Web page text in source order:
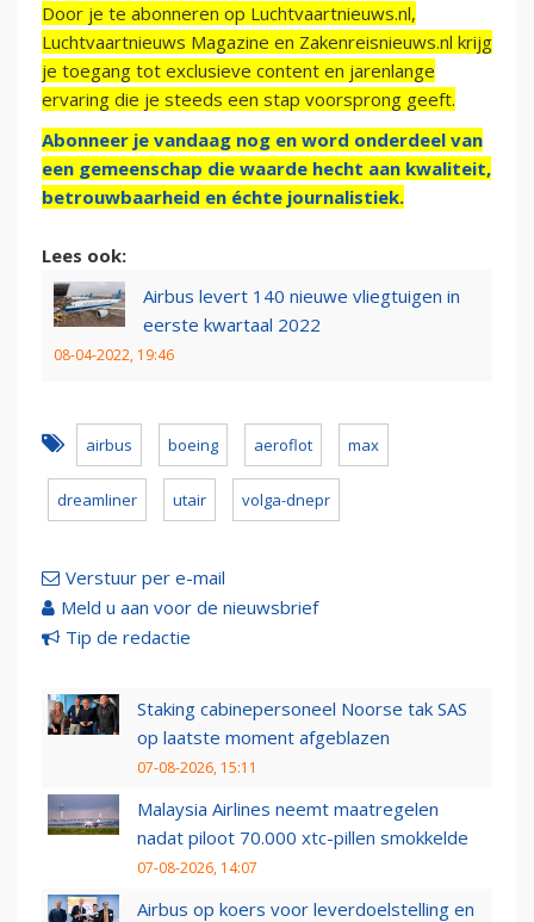
Door je te abonneren op Luchtvaartnieuws.nl,
Luchtvaartnieuws Magazine en Zakenreisnieuws.nl krijg
je toegang tot exclusieve content en jarenlange
ervaring die je steeds een stap voorsprong geeft.
Abonneer je vandaag nog en word onderdeel van
een gemeenschap die waarde hecht aan kwaliteit,
betrouwbaarheid en échte journalistiek.
Lees ook:
Airbus levert 140 nieuwe vliegtuigen in
eerste kwartaal 2022
08-04-2022, 19:46
airbus boeing aeroflot max
dreamliner utair volga-dnepr
Verstuur per e-mail
Meld u aan voor de nieuwsbrief
Tip de redactie
Staking cabinepersoneel Noorse tak SAS
op laatste moment afgeblazen
07-08-2026, 15:11
Malaysia Airlines neemt maatregelen
nadat piloot 70.000 xtc-pillen smokkelde
07-08-2026, 14:07
Airbus op koers voor leverdoelstelling en